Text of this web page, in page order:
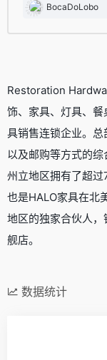
BocaDoLobo
Restoration
饰、家具、灯具、
具销售连锁企业。
以及邮购等方式的
州立地区拥有了超
也是HALO家具在北
地区的独家合伙人
舰店。
数据统计